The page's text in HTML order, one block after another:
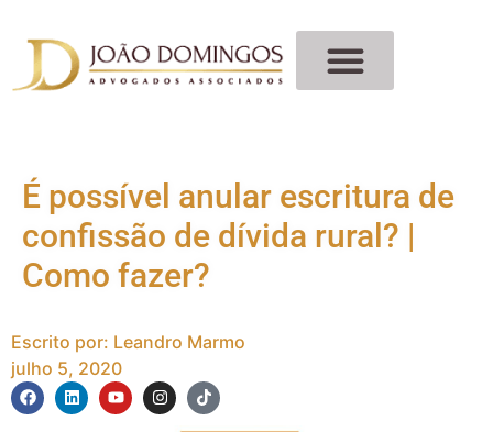
É possível anular escritura de
confissão de dívida rural? |
Como fazer?
Escrito por: Leandro Marmo
julho 5, 2020